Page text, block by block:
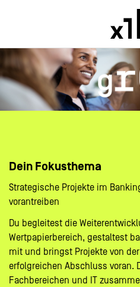
Dein Fokusthema
Strategische Projekte im
vorantreiben
Du begleitest die
Wertpapierbereich, gestaltest
mit und bringst Projekte von
erfolgreichen Abschluss voran.
Fachbereichen und IT